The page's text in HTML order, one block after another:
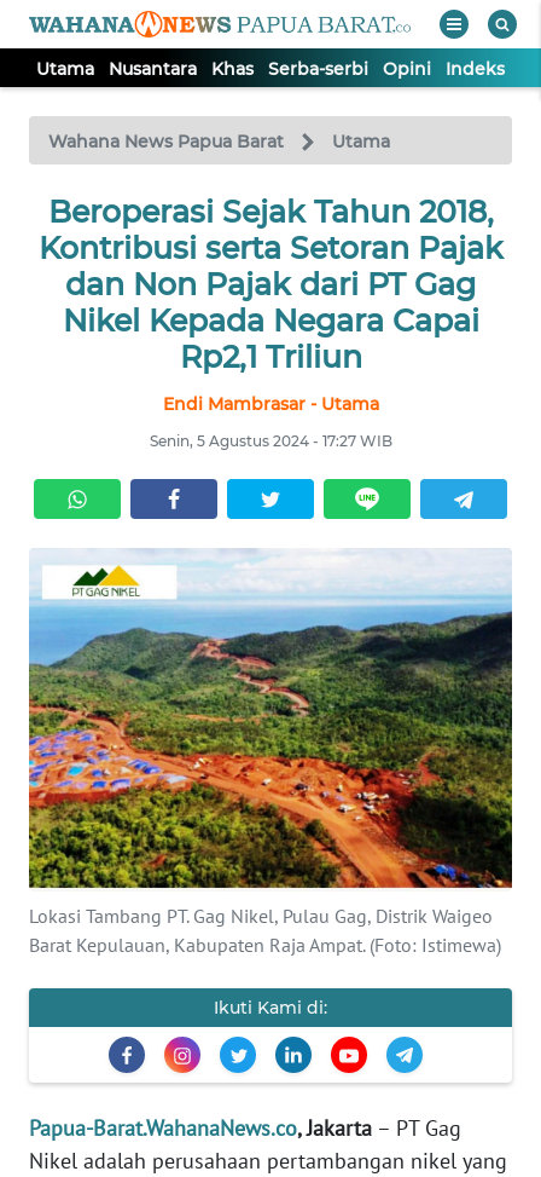
Utama Nusantara Khas Serba-serbi Opini Indeks
Wahana News Papua Barat Utama
Beroperasi Sejak Tahun 2018,
Kontribusi serta Setoran Pajak
dan Non Pajak dari PT Gag
Nikel Kepada Negara Capai
Rp2,1 Triliun
Endi Mambrasar - Utama
Senin, 5 Agustus 2024 - 17:27 WIB
Lokasi Tambang PT. Gag Nikel, Pulau Gag, Distrik Waigeo
Barat Kepulauan, Kabupaten Raja Ampat. (Foto: Istimewa)
Ikuti Kami di:
Papua-Barat.WahanaNews.co, Jakarta – PT Gag
Nikel adalah perusahaan pertambangan nikel yang
TV
Tutup
UTAMA
NUSANTARA
OPINI
Informasi
BERITA
KONTAK
KAMI
INFO
IKLAN
TENTANG
KAMI
SIBER
KARIR